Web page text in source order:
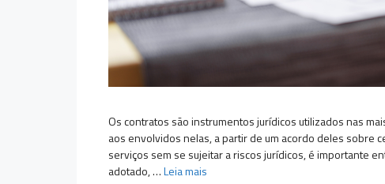
Os contratos são instrumentos jurídicos utilizados nas
aos envolvidos nelas, a partir de um acordo deles sobre
serviços sem se sujeitar a riscos jurídicos, é importante
adotado, …Leia mais